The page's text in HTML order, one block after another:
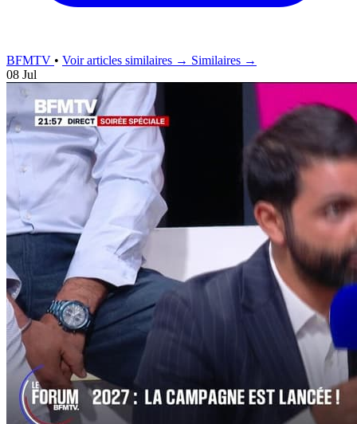
BFMTV • Voir articles similaires → Similaires →
08 Jul